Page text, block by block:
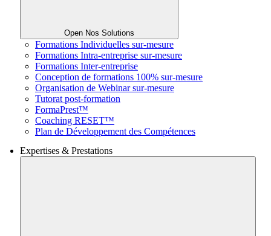
Open Nos Solutions
Formations Individuelles sur-mesure
Formations Intra-entreprise sur-mesure
Formations Inter-entreprise
Conception de formations 100% sur-mesure
Organisation de Webinar sur-mesure
Tutorat post-formation
FormaPrest™
Coaching RESET™
Plan de Développement des Compétences
Expertises & Prestations